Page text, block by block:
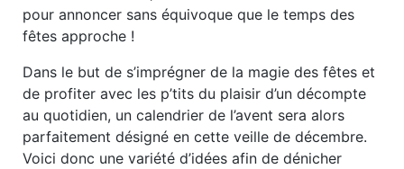
pour annoncer sans équivoque que le temps des
fêtes approche !
Dans le but de s’imprégner de la magie des fêtes et
de profiter avec les p’tits du plaisir d’un décompte
au quotidien, un calendrier de l’avent sera alors
parfaitement désigné en cette veille de décembre.
Voici donc une variété d’idées afin de dénicher